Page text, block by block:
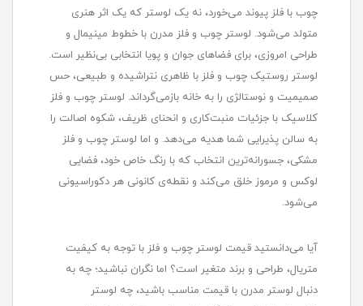
چوب با فلز پیوند می‌خورد، نه یک لوستر که یک اثر هنری
متولد می‌شود. لوستر چوب و فلز مدرن با خطوط مینیمال و
طراحی امروزی، برای فضاهای جوان و پویا انتخابی بی‌نظیر است.
لوستر روستیک چوب و فلز با ظاهری نتراشیده و طبیعی، حس
صمیمیت و نوستالژی را به خانه بازمی‌گرداند. لوستر چوب و فلز
کلاسیک با جزئیات منبت‌کاری و انحنای ظریف، شکوه اصالت را
به سالن پذیرایی شما هدیه می‌دهد. و اما لوستر چوب و فلز
مشکی، جسورانه‌ترین انتخاب که با رنگ خاص خود، فضایی
لوکس و مرموز خلق می‌کند و نقطه‌ی کانونی هر دکوراسیونی
می‌شود.
آیا می‌دانستید قیمت لوستر چوب و فلز با توجه به کیفیت
متریال، طراحی و برند متغیر است؟ اما نگران نباشید؛ چه به
دنبال لوستر مدرن با قیمت مناسب باشید، چه لوستر